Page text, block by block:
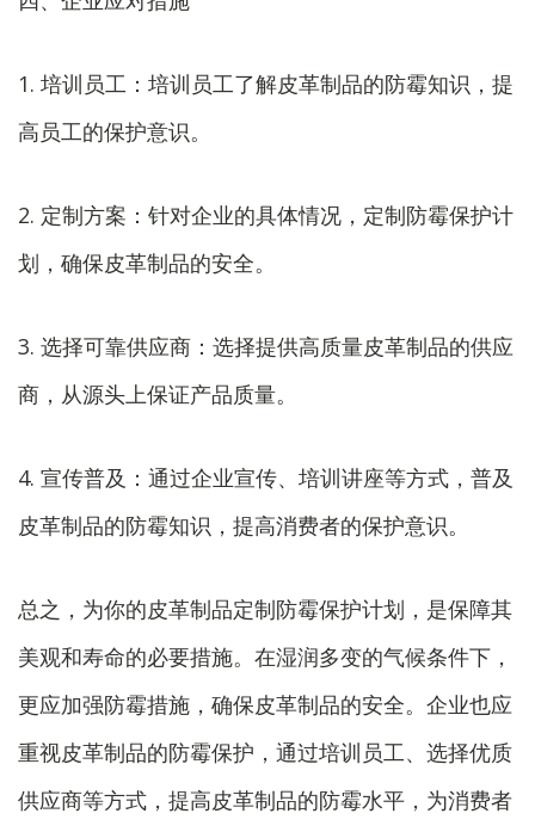
1. 培训员工：培训员工了解皮革制品的防霉知识，提
高员工的保护意识。
2. 定制方案：针对企业的具体情况，定制防霉保护计
划，确保皮革制品的安全。
3. 选择可靠供应商：选择提供高质量皮革制品的供应
商，从源头上保证产品质量。
4. 宣传普及：通过企业宣传、培训讲座等方式，普及
皮革制品的防霉知识，提高消费者的保护意识。
总之，为你的皮革制品定制防霉保护计划，是保障其
美观和寿命的必要措施。在湿润多变的气候条件下，
更应加强防霉措施，确保皮革制品的安全。企业也应
重视皮革制品的防霉保护，通过培训员工、选择优质
供应商等方式，提高皮革制品的防霉水平，为消费者